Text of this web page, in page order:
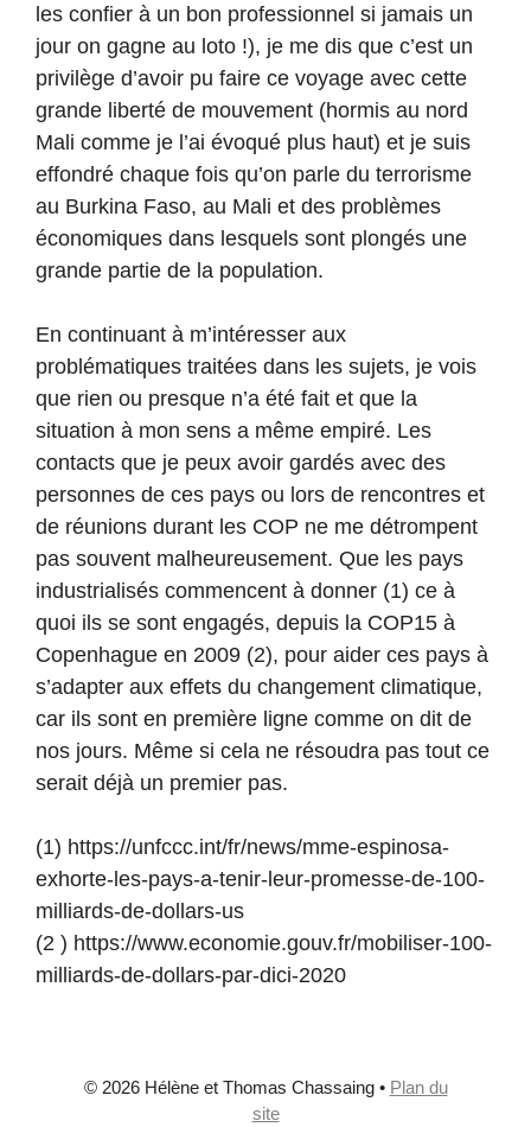
les confier à un bon professionnel si jamais un
jour on gagne au loto !), je me dis que c’est un
privilège d’avoir pu faire ce voyage avec cette
grande liberté de mouvement (hormis au nord
Mali comme je l’ai évoqué plus haut) et je suis
effondré chaque fois qu’on parle du terrorisme
au Burkina Faso, au Mali et des problèmes
économiques dans lesquels sont plongés une
grande partie de la population.
En continuant à m’intéresser aux
problématiques traitées dans les sujets, je vois
que rien ou presque n’a été fait et que la
situation à mon sens a même empiré. Les
contacts que je peux avoir gardés avec des
personnes de ces pays ou lors de rencontres et
de réunions durant les COP ne me détrompent
pas souvent malheureusement. Que les pays
industrialisés commencent à donner (1) ce à
quoi ils se sont engagés, depuis la COP15 à
Copenhague en 2009 (2), pour aider ces pays à
s’adapter aux effets du changement climatique,
car ils sont en première ligne comme on dit de
nos jours. Même si cela ne résoudra pas tout ce
serait déjà un premier pas.
(1) https://unfccc.int/fr/news/mme-espinosa-
exhorte-les-pays-a-tenir-leur-promesse-de-100-
milliards-de-dollars-us
(2 ) https://www.economie.gouv.fr/mobiliser-100-
milliards-de-dollars-par-dici-2020
© 2026 Hélène et Thomas Chassaing• Plan du
site